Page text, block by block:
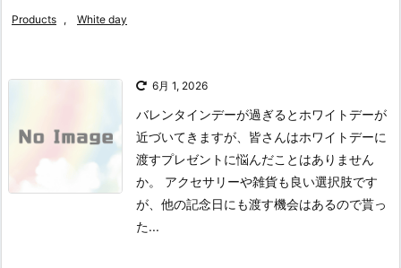
Products , White day
6月 1, 2026
バレンタインデーが過ぎるとホワイトデーが
近づいてきますが、皆さんはホワイトデーに
渡すプレゼントに悩んだことはありません
か。 アクセサリーや雑貨も良い選択肢です
が、他の記念日にも渡す機会はあるので貰っ
た...